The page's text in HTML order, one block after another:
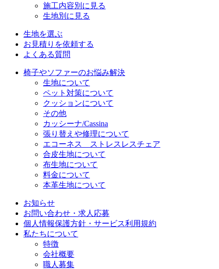
施工内容別に見る
生地別に見る
生地を選ぶ
お見積りを依頼する
よくある質問
椅子やソファーのお悩み解決
生地について
ペット対策について
クッションについて
その他
カッシーナ/Cassina
張り替えや修理について
エコーネス ストレスレスチェア
合皮生地について
布生地について
料金について
本革生地について
お知らせ
お問い合わせ・求人応募
個人情報保護方針・サービス利用規約
私たちについて
特徴
会社概要
職人募集